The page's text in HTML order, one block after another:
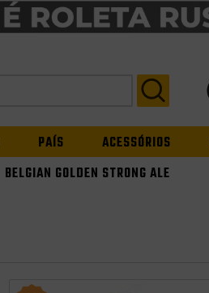
PAÍS ACESSÓRIOS
BELGIAN GOLDEN STRONG ALE